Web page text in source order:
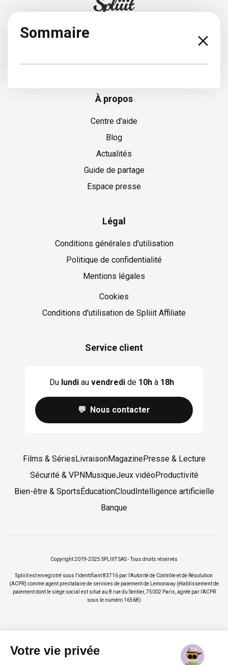
Votre vie privée
Sommaire
À propos
Centre d'aide
Blog
Actualités
Guide de partage
Espace presse
Légal
Conditions générales d'utilisation
Politique de confidentialité
Mentions légales
Cookies
Cookies
Conditions d'utilisation de Spliiit Affiliate
Service client
Du lundiau vendredide 10hà 18h
💬 Nous contacter
Films & Séries LivraisonMagazinePresse & Lecture
Sécurité & VPN MusiqueJeux vidéoProductivité
Bien-être & Sports ÉducationCloud Intelligence artificielle
Banque
Copyright 2019-2025 SPLIIIT SAS - Tous droits réservés
Spliiit est enregistré sous l'identifiant 83716 par l’Autorité de Contrôle et de Résolution
(ACPR) comme agent prestataire de services de paiement de Lemonway (établissement de
paiement dont le siège social est situé au 8 rue du Sentier, 75002 Paris, agréé par l’ACPR
sous le numéro 16568)